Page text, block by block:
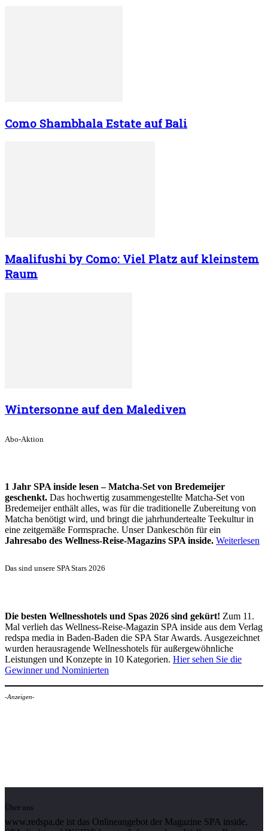
Como Shambhala Estate auf Bali
Maalifushi by Como: Viel Platz auf kleinstem
Raum
Wintersonne auf den Malediven
Abo-Aktion
1 Jahr SPA inside lesen – Matcha-Set von Bredemeijer
geschenkt. Das hochwertig zusammengestellte Matcha-Set von
Bredemeijer enthält alles, was für die traditionelle Zubereitung von
Matcha benötigt wird, und bringt die jahrhundertealte Teekultur in
eine zeitgemäße Formsprache. Unser Dankeschön für ein
Jahresabo des Wellness-Reise-Magazins SPA inside. Weiterlesen
Das sind unsere SPA Stars 2026
Die besten Wellnesshotels und Spas 2026 sind gekürt! Zum 11.
Mal verlieh das Wellness-Reise-Magazin SPA inside aus dem Verlag
redspa media in Baden-Baden die SPA Star Awards. Ausgezeichnet
wurden herausragende Wellnesshotels für außergewöhnliche
Leistungen und Konzepte in 10 Kategorien. Hier sehen Sie die
Gewinner und Nominierten
-Anzeigen-
Über uns
www.redspa.de ist das Onlineangebot der Magazine SPA inside,